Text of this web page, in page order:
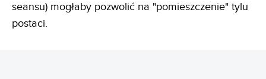
seansu) mogłaby pozwolić na "pomieszczenie" tylu
postaci.